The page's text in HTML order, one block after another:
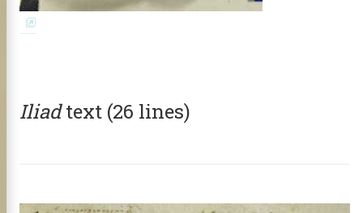
Iliadtext (26 lines)